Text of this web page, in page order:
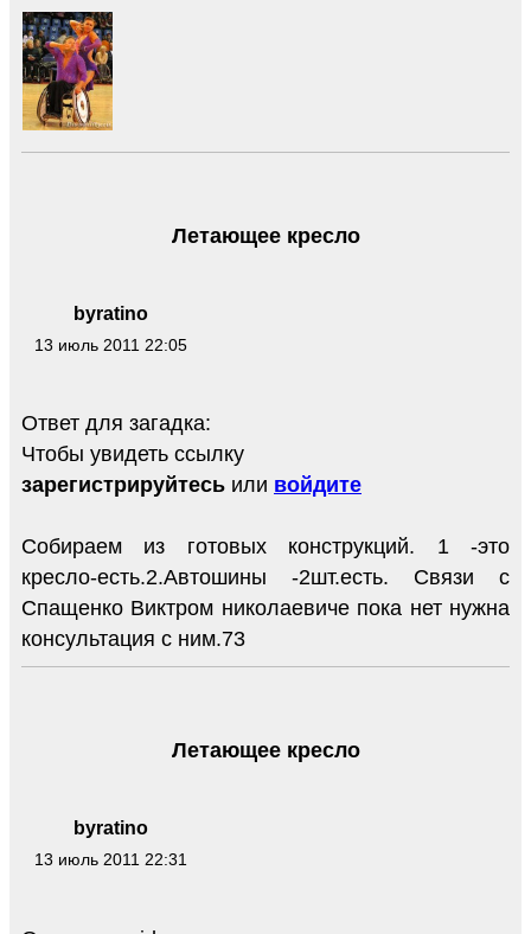
byratino
13 июль 2011 22:05
Летающее кресло
Ответ для загадка:
Чтобы увидеть ссылку
зарегистрируйтесь или войдите
Собираем из готовых конструкций. 1 -это
кресло-есть.2.Автошины -2шт.есть. Связи с
Спащенко Виктром николаевиче пока нет нужна
консультация с ним.73
byratino
13 июль 2011 22:31
Летающее кресло